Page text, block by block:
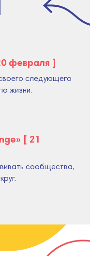
февраля ]
следующего
жизни.
[ 21
сообщества,